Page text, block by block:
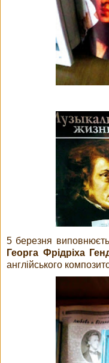
5 березня
Георга Фрідріха
англійського